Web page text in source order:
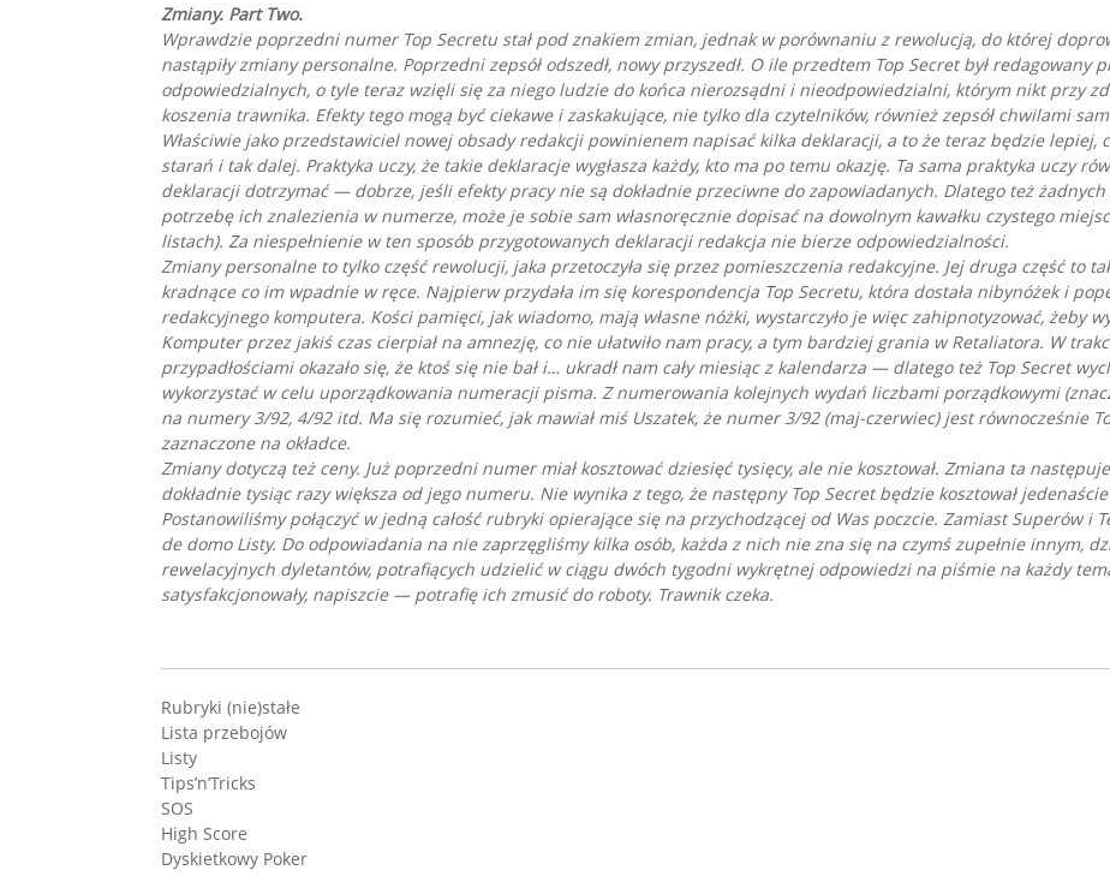
Zmiany. Part Two.
Wprawdzie poprzedni numer Top Secretu stał pod znakiem zmian, jednak w porównaniu z rewolucją, do której
nastąpiły zmiany personalne. Poprzedni zepsół odszedł, nowy przyszedł. O ile przedtem Top Secret był
odpowiedzialnych, o tyle teraz wzięli się za niego ludzie do końca nierozsądni i nieodpowiedzialni, którym nikt przy
koszenia trawnika. Efekty tego mogą być ciekawe i zaskakujące, nie tylko dla czytelników, również zepsół chwilami
Właściwie jako przedstawiciel nowej obsady redakcji powinienem napisać kilka deklaracji, a to że teraz będzie lepiej,
starań i tak dalej. Praktyka uczy, że takie deklaracje wygłasza każdy, kto ma po temu okazję. Ta sama praktyka uczy
deklaracji dotrzymać — dobrze, jeśli efekty pracy nie są dokładnie przeciwne do zapowiadanych. Dlatego też
potrzebę ich znalezienia w numerze, może je sobie sam własnoręcznie dopisać na dowolnym kawałku czystego
listach). Za niespełnienie w ten sposób przygotowanych deklaracji redakcja nie bierze odpowiedzialności.
Zmiany personalne to tylko część rewolucji, jaka przetoczyła się przez pomieszczenia redakcyjne. Jej druga część to
kradnące co im wpadnie w ręce. Najpierw przydała im się korespondencja Top Secretu, która dostała nibynóżek i
redakcyjnego komputera. Kości pamięci, jak wiadomo, mają własne nóżki, wystarczyło je więc zahipnotyzować, żeby
Komputer przez jakiś czas cierpiał na amnezję, co nie ułatwiło nam pracy, a tym bardziej grania w Retaliatora. W
przypadłościami okazało się, że ktoś się nie bał i… ukradł nam cały miesiąc z kalendarza — dlatego też Top Secret
wykorzystać w celu uporządkowania numeracji pisma. Z numerowania kolejnych wydań liczbami porządkowymi
na numery 3/92, 4/92 itd. Ma się rozumieć, jak mawiał miś Uszatek, że numer 3/92 (maj-czerwiec) jest równocześnie
zaznaczone na okładce.
Zmiany dotyczą też ceny. Już poprzedni numer miał kosztować dziesięć tysięcy, ale nie kosztował. Zmiana ta
dokładnie tysiąc razy większa od jego numeru. Nie wynika z tego, że następny Top Secret będzie kosztował
Postanowiliśmy połączyć w jedną całość rubryki opierające się na przychodzącej od Was poczcie. Zamiast Superów i
de domo Listy. Do odpowiadania na nie zaprzęgliśmy kilka osób, każda z nich nie zna się na czymś zupełnie innym,
rewelacyjnych dyletantów, potrafiących udzielić w ciągu dwóch tygodni wykrętnej odpowiedzi na piśmie na każdy
satysfakcjonowały, napiszcie — potrafię ich zmusić do roboty. Trawnik czeka.
Rubryki (nie)stałe
Lista przebojów
Listy
Tips’n’Tricks
SOS
High Score
Dyskietkowy Poker